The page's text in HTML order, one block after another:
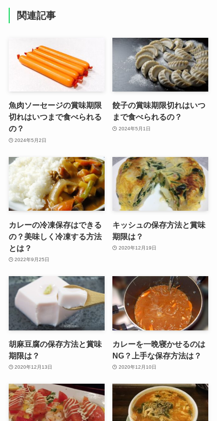
関連記事
魚肉ソーセージの賞味期限
切れはいつまで食べられる
の？
2024年5月2日
餃子の賞味期限切れはいつ
まで食べられるの？
2024年5月1日
カレーの冷凍保存はできる
の？美味しく冷凍する方法
とは？
2022年9月25日
キッシュの保存方法と賞味
期限は？
2020年12月19日
胡麻豆腐の保存方法と賞味
期限は？
2020年12月13日
カレーを一晩寝かせるのは
NG？上手な保存方法は？
2020年12月10日